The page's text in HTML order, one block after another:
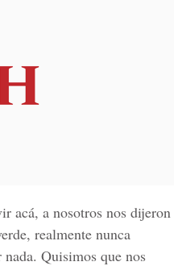
acá, a nosotros nos dijeron
realmente nunca
Quisimos que nos